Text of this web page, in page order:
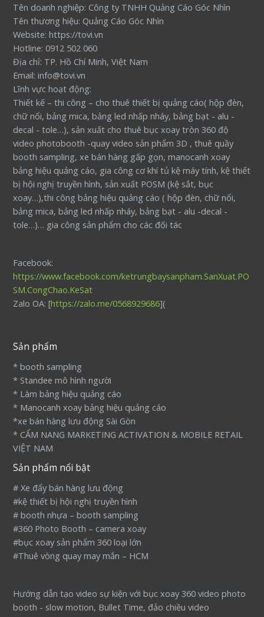
Tên doanh nghiệp: Công ty TNHH Quảng Cáo Góc Nhìn
Tên thương hiệu: Quảng Cáo Góc Nhìn
Website: https://tovi.vn
Hotline: 0912 502 060
Địa chỉ: TP. Hồ Chí Minh, Việt Nam
Email: info@tovi.vn
Lĩnh vực hoạt động:
Thiết kế – thi công – cho thuê thiết bị quảng cáo( hộp đèn,
chữ nổi, bảng mica, bảng led nhấp nháy, bảng bạt - alu -
decal - tole…), sản xuất cho thuê bục xoay tròn 360 độ
video photobooth -quay video sản phẩm 3D , thuê quầy
booth sampling, xe bán hàng gấp gọn, manocanh xoay
bảng hiệu quảng cáo, gia công cơ khí tủ kệ máy tính, kệ thiết
bị hội nghị truyền hình, sản xuất POSM (kệ sắt, bục
xoay…),thi công bảng hiệu quảng cáo ( hộp đèn, chữ nổi,
bảng mica, bảng led nhấp nháy, bảng bạt - alu -decal -
tole…)… gia công sản phẩm cho các đối tác
Facebook:
https://www.facebook.com/ketrungbaysanpham.SanXuat.PO
SM.CongChao.KeSat
Zalo OA: [https://zalo.me/0568929686](
Sản phẩm
* booth sampling
* Standee mô hình người
* Làm bảng hiệu quảng cáo
* Manocanh xoay bảng hiệu quảng cáo
*xe bán hàng lưu động Sài Gòn
* CẨM NANG MARKETING ACTIVATION & MOBILE RETAIL
VIỆT NAM
Sản phẩm nổi bật
# Xe đẩy bán hàng lưu động
#kệ thiết bị hội nghị truyền hình
# booth nhựa – booth sampling
#360 Photo Booth – camera xoay
#bục xoay sản phẩm 360 loại lớn
#Thuê vòng quay may mắn – HCM
Hướng dẫn tạo video sự kiện với bục xoay 360 video photo
booth - slow motion, Bullet Time, đảo chiều video